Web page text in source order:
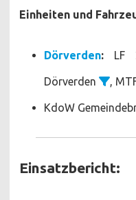
Einheiten und
Dörverden: LF
Dörverden ,
KdoW
Einsatzbericht: